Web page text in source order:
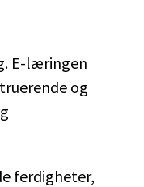
E-læringen
og
ferdigheter,